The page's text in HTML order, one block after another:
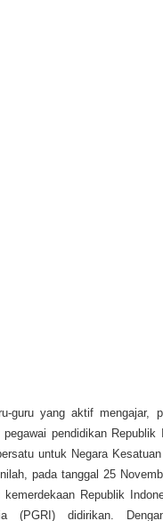
guru yang aktif mengajar,
pendidikan Republik
untuk Negara
pada tanggal 25
Republik
(PGRI) didirikan.